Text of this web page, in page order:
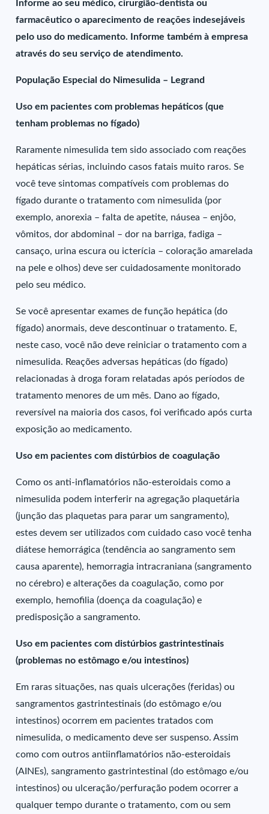
Informe ao seu médico, cirurgião-dentista ou
farmacêutico o aparecimento de reações indesejáveis
pelo uso do medicamento. Informe também à empresa
através do seu serviço de atendimento.
População Especial do Nimesulida – Legrand
Uso em pacientes com problemas hepáticos (que
tenham problemas no fígado)
Raramente nimesulida tem sido associado com reações
hepáticas sérias, incluindo casos fatais muito raros. Se
você teve sintomas compatíveis com problemas do
fígado durante o tratamento com nimesulida (por
exemplo, anorexia – falta de apetite, náusea – enjôo,
vômitos, dor abdominal – dor na barriga, fadiga –
cansaço, urina escura ou icterícia – coloração amarelada
na pele e olhos) deve ser cuidadosamente monitorado
pelo seu médico.
Se você apresentar exames de função hepática (do
fígado) anormais, deve descontinuar o tratamento. E,
neste caso, você não deve reiniciar o tratamento com a
nimesulida. Reações adversas hepáticas (do fígado)
relacionadas à droga foram relatadas após períodos de
tratamento menores de um mês. Dano ao fígado,
reversível na maioria dos casos, foi verificado após curta
exposição ao medicamento.
Uso em pacientes com distúrbios de coagulação
Como os anti-inflamatórios não-esteroidais como a
nimesulida podem interferir na agregação plaquetária
(junção das plaquetas para parar um sangramento),
estes devem ser utilizados com cuidado caso você tenha
diátese hemorrágica (tendência ao sangramento sem
causa aparente), hemorragia intracraniana (sangramento
no cérebro) e alterações da coagulação, como por
exemplo, hemofilia (doença da coagulação) e
predisposição a sangramento.
Uso em pacientes com distúrbios gastrintestinais
(problemas no estômago e/ou intestinos)
Em raras situações, nas quais ulcerações (feridas) ou
sangramentos gastrintestinais (do estômago e/ou
intestinos) ocorrem em pacientes tratados com
nimesulida, o medicamento deve ser suspenso. Assim
como com outros antiinflamatórios não-esteroidais
(AINEs), sangramento gastrintestinal (do estômago e/ou
intestinos) ou ulceração/perfuração podem ocorrer a
qualquer tempo durante o tratamento, com ou sem